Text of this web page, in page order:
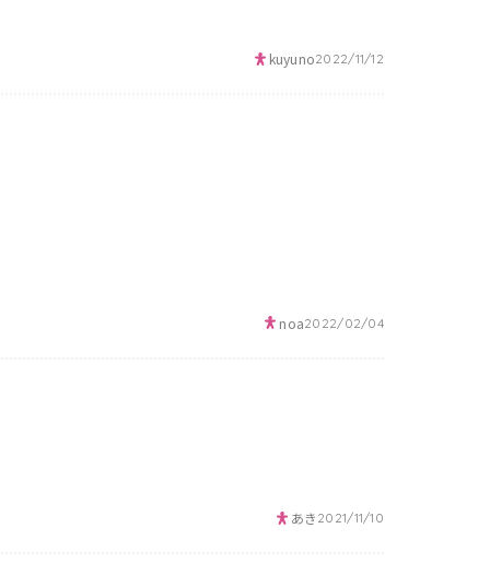
kuyuno2022/11/12
noa2022/02/04
あき 2021/11/10